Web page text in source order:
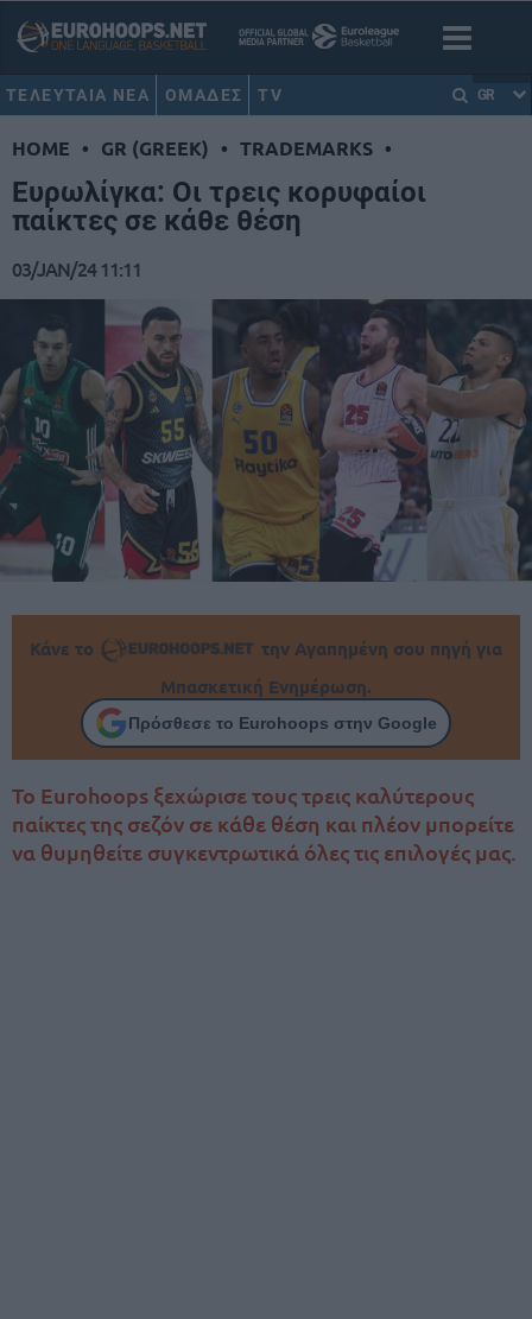
ΤΕΛΕΥΤΑΙΑ ΝΕΑ ΟΜΑΔΕΣ TV GR
HOME • GR (GREEK) • TRADEMARKS •
Ευρωλίγκα: Οι τρεις κορυφαίοι
παίκτες σε κάθε θέση
03/JAN/24 11:11
Κάνε το
την Αγαπημένη σου πηγή για
Μπασκετική Ενημέρωση.
Πρόσθεσε το Eurohoops στην Google
Το Eurohoops ξεχώρισε τους τρεις καλύτερους
παίκτες της σεζόν σε κάθε θέση και πλέον μπορείτε
να θυμηθείτε συγκεντρωτικά όλες τις επιλογές μας.